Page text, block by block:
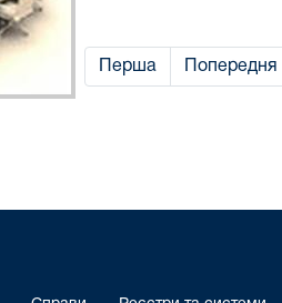
Перша Попередня